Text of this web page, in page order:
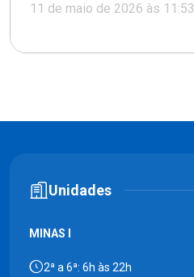
11 de maio de 2026 às 11:53
Unidades
MINAS I
2ª a 6ª: 6h às 22h